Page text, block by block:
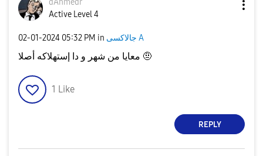
dAhmedr
Active Level 4
‎02-01-2024 05:32 PM in جالاكسى A
معايا من شهر و دا إستهلاكه أصلا 🤨
1 Like
REPLY